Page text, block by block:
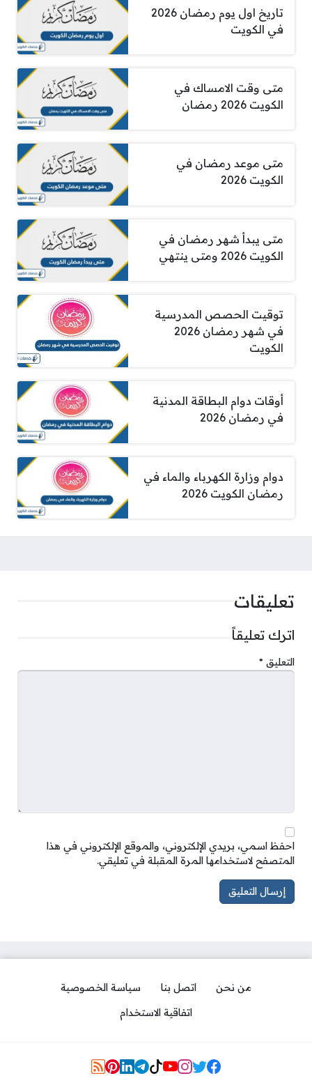
تاريخ اول يوم رمضان 2026
في الكويت
متى وقت الامساك في
الكويت 2026 رمضان
متى موعد رمضان في
الكويت 2026
متى يبدأ شهر رمضان في
الكويت 2026 ومتى ينتهي
توقيت الحصص المدرسية
في شهر رمضان 2026
الكويت
أوقات دوام البطاقة المدنية
في رمضان 2026
دوام وزارة الكهرباء والماء في
رمضان الكويت 2026
تعليقات
اترك تعليقاً
التعليق *
احفظ اسمي، بريدي الإلكتروني، والموقع الإلكتروني في هذا
المتصفح لاستخدامها المرة المقبلة في تعليقي.
من نحن اتصل بنا
سياسة الخصوصية
اتفاقية الاستخدام
Social Links